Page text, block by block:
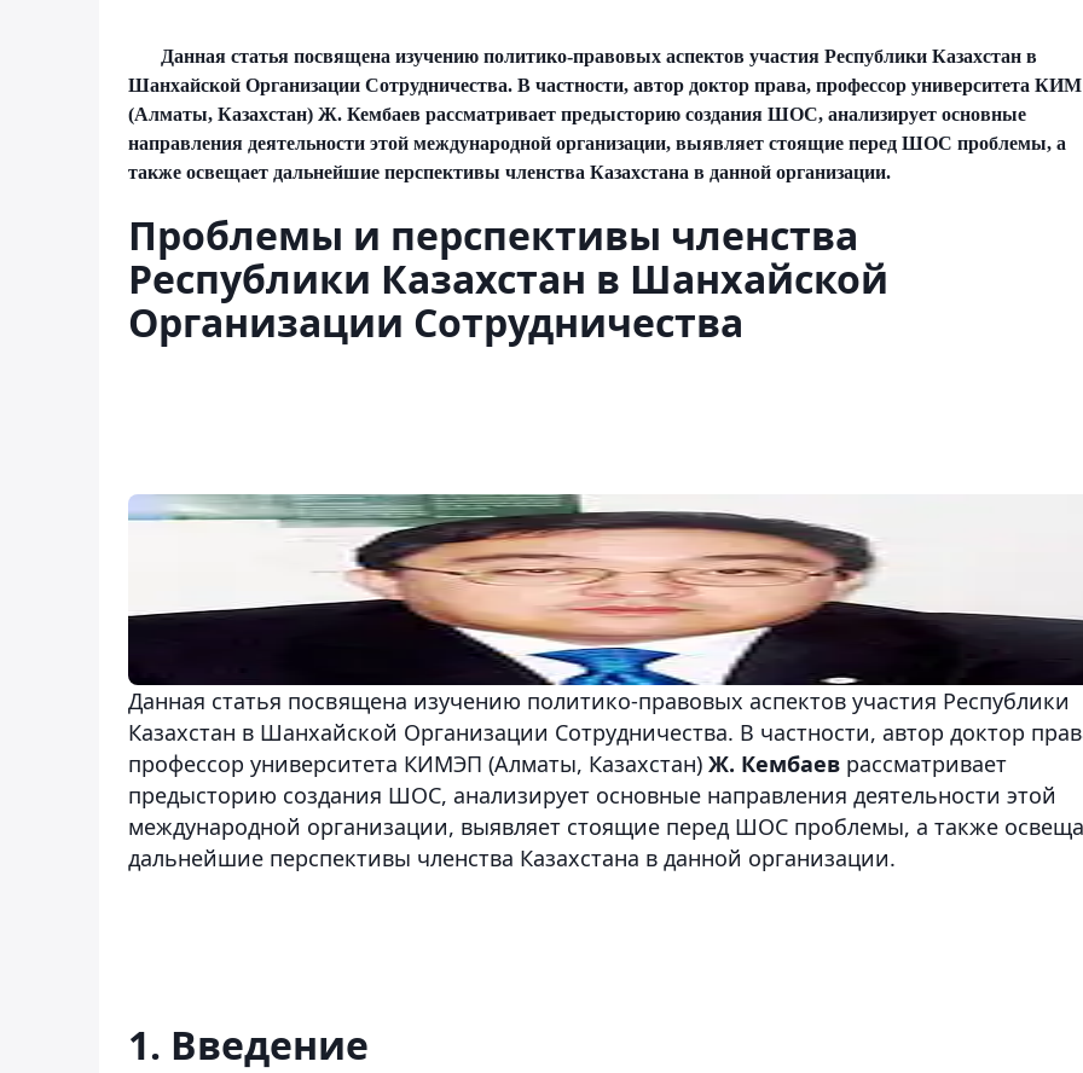
Данная статья посвящена изучению политико-правовых аспектов участия Республики Казахстан в
Шанхайской Организации Сотрудничества. В частности, автор доктор права, профессор университета
(Алматы, Казахстан) Ж. Кембаев рассматривает предысторию создания ШОС, анализирует основные
направления деятельности этой международной организации, выявляет стоящие перед ШОС проблемы, а
также освещает дальнейшие перспективы членства Казахстана в данной организации.
Проблемы и перспективы членства
Республики Казахстан в Шанхайской
Организации Сотрудничества
Данная статья посвящена изучению политико-правовых аспектов участия Республики
Казахстан в Шанхайской Организации Сотрудничества. В частности, автор доктор
профессор университета КИМЭП (Алматы, Казахстан) Ж. Кембаев рассматривает
предысторию создания ШОС, анализирует основные направления деятельности этой
международной организации, выявляет стоящие перед ШОС проблемы, а также
дальнейшие перспективы членства Казахстана в данной организации.
1. Введение